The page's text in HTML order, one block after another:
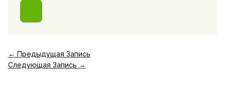
← Предыдущая Запись
Следующая Запись →